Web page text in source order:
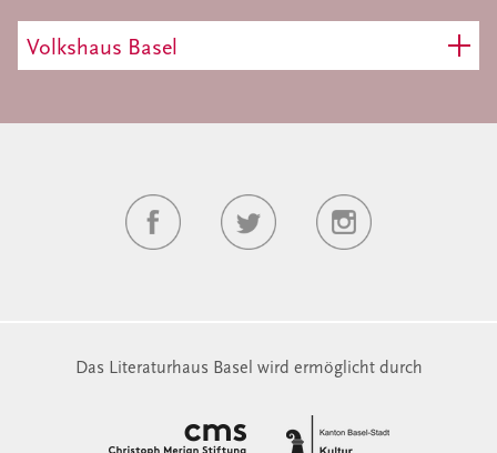
Volkshaus Basel
Das Literaturhaus Basel wird ermöglicht durch